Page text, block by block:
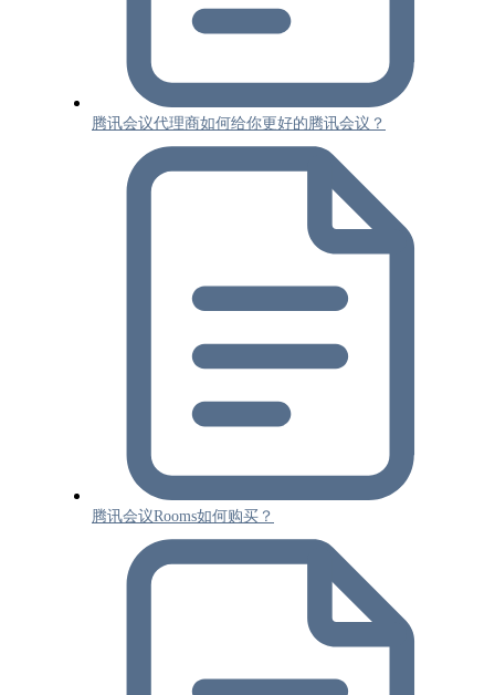
腾讯会议代理商如何给你更好的腾讯会议？
腾讯会议Rooms如何购买？